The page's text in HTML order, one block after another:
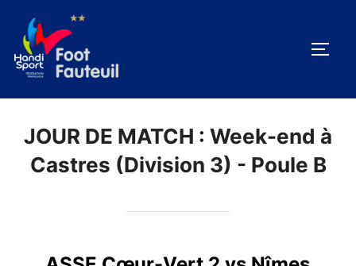
contenu
JOUR DE MATCH : Week-end à
Castres (Division 3) - Poule B